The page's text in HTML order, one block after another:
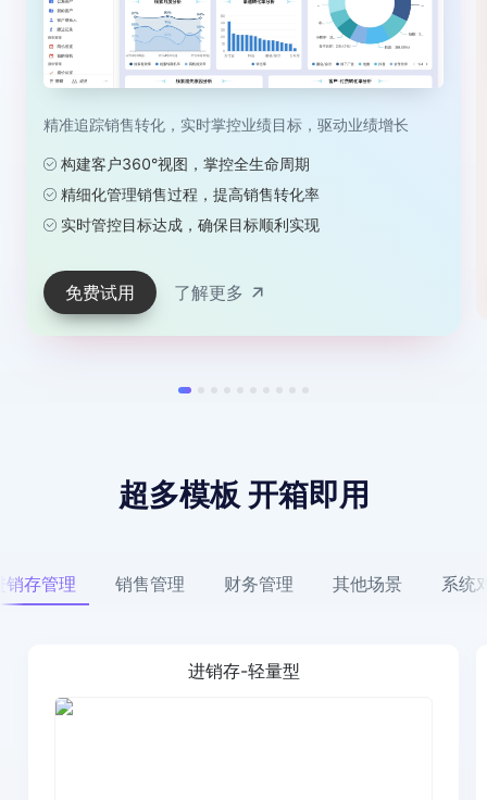
精准追踪销售转化，实时掌控业绩目标，驱动业绩增长
构建客户360°视图，掌控全生命周期
精细化管理销售过程，提高销售转化率
实时管控目标达成，确保目标顺利实现
免费试用 了解更多
超多模板 开箱即用
销存管理 销售管理 财务管理 其他场景 系统
进销存-轻量型